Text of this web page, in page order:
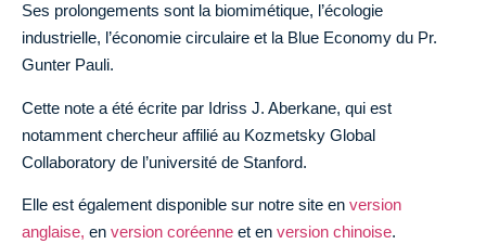
Ses prolongements sont la biomimétique, l’écologie
industrielle, l’économie circulaire et la Blue Economy du Pr.
Gunter Pauli.
Cette note a été écrite par Idriss J. Aberkane, qui est
notamment chercheur affilié au Kozmetsky Global
Collaboratory de l’université de Stanford.
Elle est également disponible sur notre site en version
anglaise, en version coréenne et en version chinoise.